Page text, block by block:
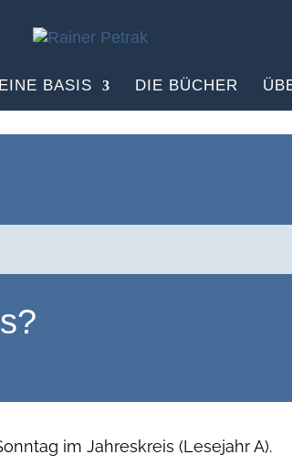
BASIS DIE BÜCHER
im Jahreskreis (Lesejahr A).